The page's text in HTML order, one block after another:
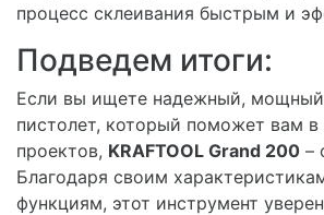
процесс склеивания быстрым и
Подведем итоги:
Если вы ищете надежный,
пистолет, который поможет вам
проектов, KRAFTOOL Grand 200 –
Благодаря своим
функциям, этот инструмент